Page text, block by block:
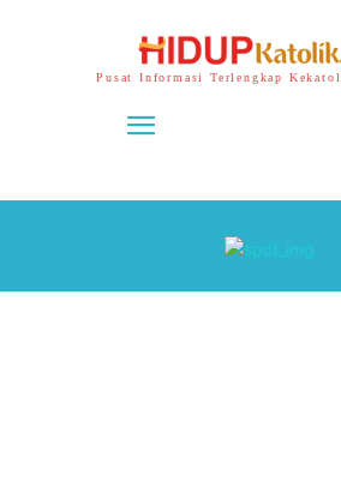
Pusat Informasi Terlengkap